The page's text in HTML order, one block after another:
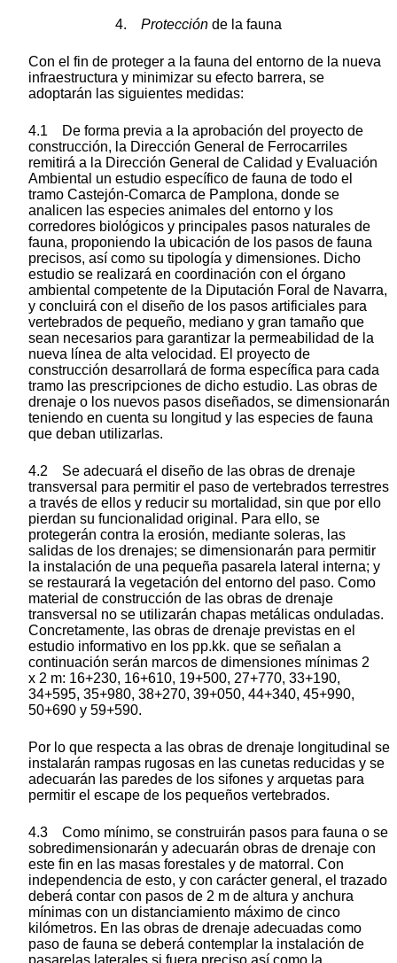
4. Protección de la fauna
Con el fin de proteger a la fauna del entorno de la nueva
infraestructura y minimizar su efecto barrera, se
adoptarán las siguientes medidas:
4.1 De forma previa a la aprobación del proyecto de
construcción, la Dirección General de Ferrocarriles
remitirá a la Dirección General de Calidad y Evaluación
Ambiental un estudio específico de fauna de todo el
tramo Castejón-Comarca de Pamplona, donde se
analicen las especies animales del entorno y los
corredores biológicos y principales pasos naturales de
fauna, proponiendo la ubicación de los pasos de fauna
precisos, así como su tipología y dimensiones. Dicho
estudio se realizará en coordinación con el órgano
ambiental competente de la Diputación Foral de Navarra,
y concluirá con el diseño de los pasos artificiales para
vertebrados de pequeño, mediano y gran tamaño que
sean necesarios para garantizar la permeabilidad de la
nueva línea de alta velocidad. El proyecto de
construcción desarrollará de forma específica para cada
tramo las prescripciones de dicho estudio. Las obras de
drenaje o los nuevos pasos diseñados, se dimensionarán
teniendo en cuenta su longitud y las especies de fauna
que deban utilizarlas.
4.2 Se adecuará el diseño de las obras de drenaje
transversal para permitir el paso de vertebrados terrestres
a través de ellos y reducir su mortalidad, sin que por ello
pierdan su funcionalidad original. Para ello, se
protegerán contra la erosión, mediante soleras, las
salidas de los drenajes; se dimensionarán para permitir
la instalación de una pequeña pasarela lateral interna; y
se restaurará la vegetación del entorno del paso. Como
material de construcción de las obras de drenaje
transversal no se utilizarán chapas metálicas onduladas.
Concretamente, las obras de drenaje previstas en el
estudio informativo en los pp.kk. que se señalan a
continuación serán marcos de dimensiones mínimas 2
x 2 m: 16+230, 16+610, 19+500, 27+770, 33+190,
34+595, 35+980, 38+270, 39+050, 44+340, 45+990,
50+690 y 59+590.
Por lo que respecta a las obras de drenaje longitudinal se
instalarán rampas rugosas en las cunetas reducidas y se
adecuarán las paredes de los sifones y arquetas para
permitir el escape de los pequeños vertebrados.
4.3 Como mínimo, se construirán pasos para fauna o se
sobredimensionarán y adecuarán obras de drenaje con
este fin en las masas forestales y de matorral. Con
independencia de esto, y con carácter general, el trazado
deberá contar con pasos de 2 m de altura y anchura
mínimas con un distanciamiento máximo de cinco
kilómetros. En las obras de drenaje adecuadas como
paso de fauna se deberá contemplar la instalación de